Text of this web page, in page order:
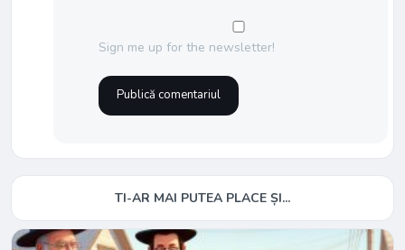
Sign me up for the newsletter!
TI-AR MAI PUTEA PLACE ȘI...